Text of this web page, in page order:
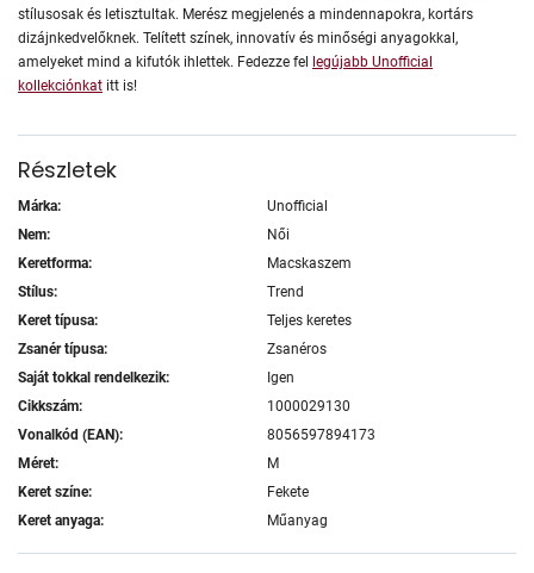
stílusosak és letisztultak. Merész megjelenés a mindennapokra, kortárs
dizájnkedvelőknek. Telített színek, innovatív és minőségi anyagokkal,
amelyeket mind a kifutók ihlettek. Fedezze fel
legújabb Unofficial
kollekciónkat itt is!
Részletek
Márka:
Unofficial
Nem:
Női
Keretforma:
Macskaszem
Stílus:
Trend
Keret típusa:
Teljes keretes
Zsanér típusa:
Zsanéros
Saját tokkal rendelkezik:
Igen
Cikkszám:
1000029130
Vonalkód (EAN):
8056597894173
Méret:
M
Keret színe:
Fekete
Keret anyaga:
Műanyag